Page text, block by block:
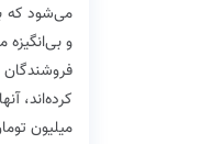
می‌شود که
و بی‌انگیزه
فروشندگان
میلیون